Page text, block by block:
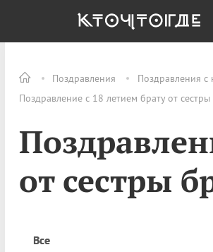
Поздравления Поздравления с
Поздравление с 18 летием брату от
от сестры
Все
ОБЩЕСТВО